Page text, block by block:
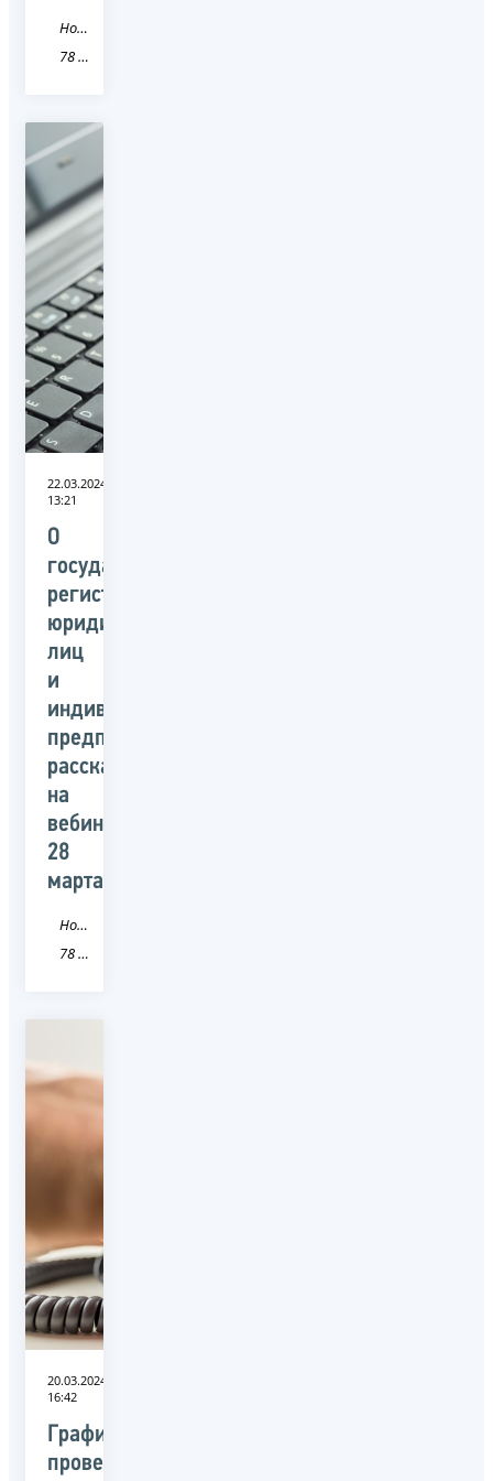
Новость
78 Санкт-Петербург
22.03.2024
13:21
О
государственной
регистрации
юридических
лиц
и
индивидуальных
предпринимателей
расскажут
на
вебинаре
28
марта
Новость
78 Санкт-Петербург
20.03.2024
16:42
График
проведения